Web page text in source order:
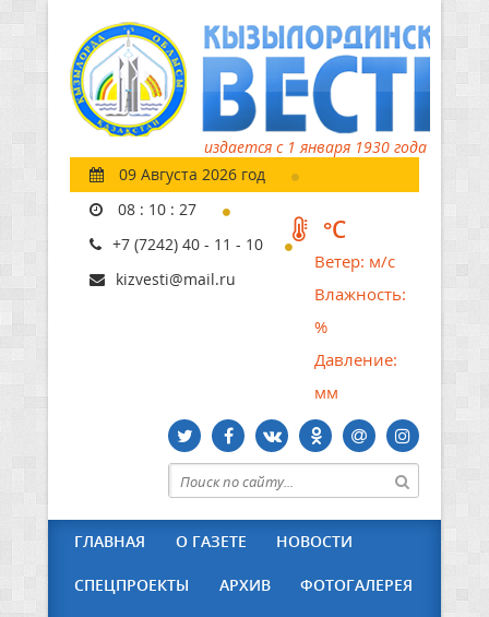
издается с 1 января 1930 года
09 Августа 2026 год
08 : 10 : 28
+7 (7242) 40 - 11 - 10
kizvesti@mail.ru
°C
Ветер: м/с
Влажность:
%
Давление:
мм
ГЛАВНАЯ О ГАЗЕТЕ НОВОСТИ
СПЕЦПРОЕКТЫ АРХИВ ФОТОГАЛЕРЕЯ